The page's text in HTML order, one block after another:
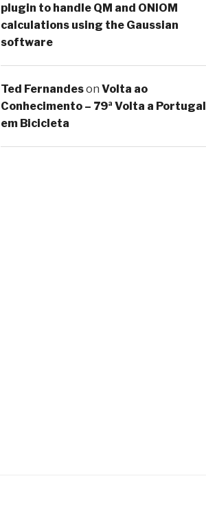
plugin to handle QM and ONIOM
calculations using the Gaussian
software
Ted Fernandeson Volta ao
Conhecimento – 79ª Volta a Portugal
em Bicicleta